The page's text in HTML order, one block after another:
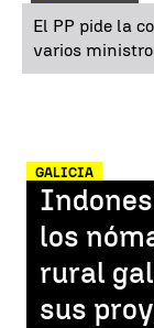
El PP pide la
varios
GALICIA
los
rural
sus